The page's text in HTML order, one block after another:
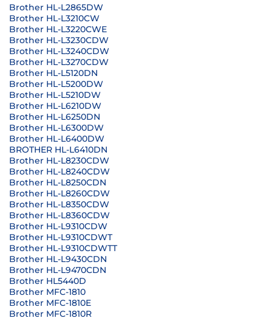
Brother HL-L2865DW
Brother HL-L3210CW
Brother HL-L3220CWE
Brother HL-L3230CDW
Brother HL-L3240CDW
Brother HL-L3270CDW
Brother HL-L5120DN
Brother HL-L5200DW
Brother HL-L5210DW
Brother HL-L6210DW
Brother HL-L6250DN
Brother HL-L6300DW
Brother HL-L6400DW
BROTHER HL-L6410DN
Brother HL-L8230CDW
Brother HL-L8240CDW
Brother HL-L8250CDN
Brother HL-L8260CDW
Brother HL-L8350CDW
Brother HL-L8360CDW
Brother HL-L9310CDW
Brother HL-L9310CDWT
Brother HL-L9310CDWTT
Brother HL-L9430CDN
Brother HL-L9470CDN
Brother HL5440D
Brother MFC-1810
Brother MFC-1810E
Brother MFC-1810R